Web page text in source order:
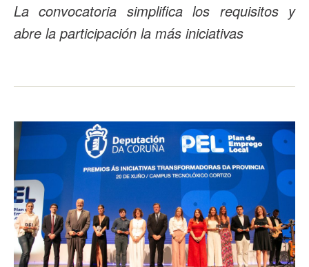
La convocatoria simplifica los requisitos y
abre la participación la más iniciativas